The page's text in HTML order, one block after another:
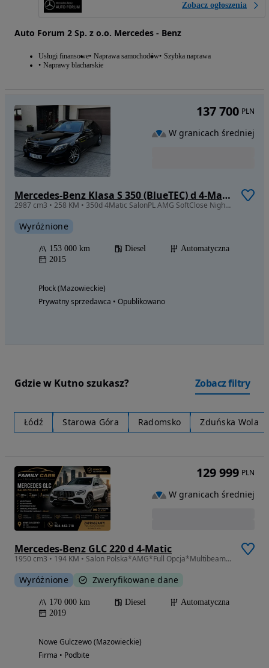
Zobacz ogłoszenia
Auto Forum 2 Sp. z o.o. Mercedes - Benz
Usługi finansowe Naprawa samochodów Szybka naprawa
Naprawy blacharskie
Mercedes-Benz Klasa S 350 (BlueTEC) d 4-Matic 7G-TRONIC
2987 cm3 • 258 KM • 350d 4Matic SalonPL AMG SoftClose NightVision Masaż Wentyle HUD Zamian
Wyróżnione
153 000 km Diesel
Automatyczna
2015
Płock (Mazowieckie)
Prywatny sprzedawca • Opublikowano
137 700 PLN
W granicach średniej
Gdzie w Kutno szukasz? Zobacz filtry
Łódź Starowa Góra Radomsko Zduńska Wola
Mercedes-Benz GLC 220 d 4-Matic
1950 cm3 • 194 KM • Salon Polska*AMG*Full Opcja*Multibeam*Zamiana
Wyróżnione Zweryfikowane dane
170 000 km Diesel
Automatyczna
2019
Nowe Gulczewo (Mazowieckie)
Firma • Podbite
129 999 PLN
W granicach średniej